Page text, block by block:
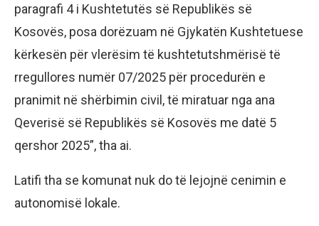
paragrafi 4 i Kushtetutës së Republikës së
Kosovës, posa dorëzuam në Gjykatën Kushtetuese
kërkesën për vlerësim të kushtetutshmërisë të
rregullores numër 07/2025 për procedurën e
pranimit në shërbimin civil, të miratuar nga ana
Qeverisë së Republikës së Kosovës me datë 5
qershor 2025”, tha ai.
Latifi tha se komunat nuk do të lejojnë cenimin e
autonomisë lokale.